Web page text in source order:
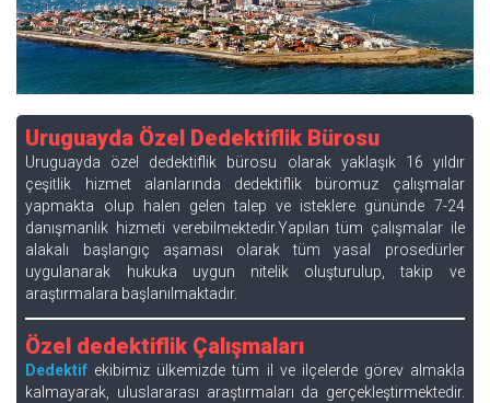
Uruguayda Özel Dedektiflik Bürosu
Uruguayda özel dedektiflik bürosu olarak yaklaşık 16 yıldır
çeşitlik hizmet alanlarında dedektiflik büromuz çalışmalar
yapmakta olup halen gelen talep ve isteklere gününde 7-24
danışmanlık hizmeti verebilmektedir.Yapılan tüm çalışmalar ile
alakalı başlangıç aşaması olarak tüm yasal prosedürler
uygulanarak hukuka uygun nitelik oluşturulup, takip ve
araştırmalara başlanılmaktadır.
Özel dedektiflik Çalışmaları
Dedektif ekibimiz ülkemizde tüm il ve ilçelerde görev almakla
kalmayarak, uluslararası araştırmaları da gerçekleştirmektedir.